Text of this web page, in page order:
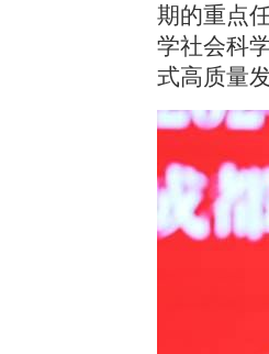
期的重点
学社会科
式高质量